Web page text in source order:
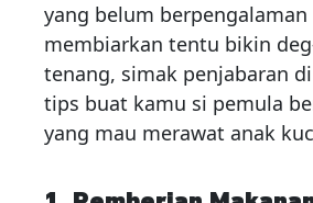
yang belum
membiarkan tentu bikin
tenang, simak penjabaran
tips buat kamu si pemula
yang mau merawat anak